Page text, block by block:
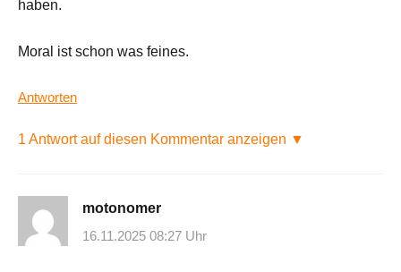
haben.
Moral ist schon was feines.
Antworten
1 Antwort auf diesen Kommentar anzeigen ▼
motonomer
16.11.2025 08:27 Uhr